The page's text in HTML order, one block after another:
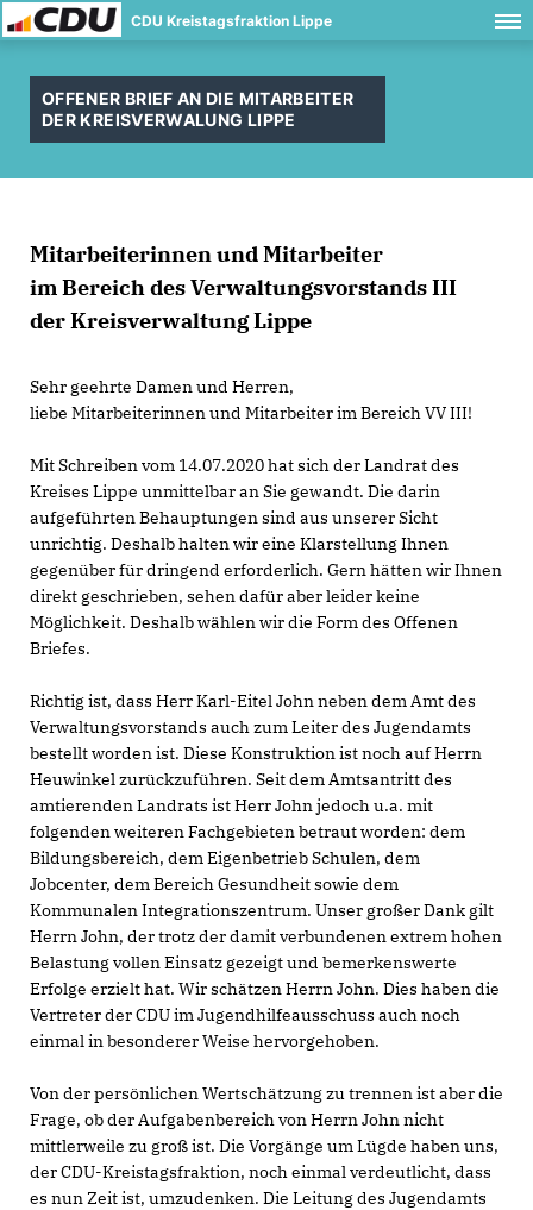
CDU Kreistagsfraktion Lippe
OFFENER BRIEF AN DIE MITARBEITER
DER KREISVERWALUNG LIPPE
Mitarbeiterinnen und Mitarbeiter
im Bereich des Verwaltungsvorstands III
der Kreisverwaltung Lippe
Sehr geehrte Damen und Herren,
liebe Mitarbeiterinnen und Mitarbeiter im Bereich VV III!
Mit Schreiben vom 14.07.2020 hat sich der Landrat des
Kreises Lippe unmittelbar an Sie gewandt. Die darin
aufgeführten Behauptungen sind aus unserer Sicht
unrichtig. Deshalb halten wir eine Klarstellung Ihnen
gegenüber für dringend erforderlich. Gern hätten wir Ihnen
direkt geschrieben, sehen dafür aber leider keine
Möglichkeit. Deshalb wählen wir die Form des Offenen
Briefes.
Richtig ist, dass Herr Karl-Eitel John neben dem Amt des
Verwaltungsvorstands auch zum Leiter des Jugendamts
bestellt worden ist. Diese Konstruktion ist noch auf Herrn
Heuwinkel zurückzuführen. Seit dem Amtsantritt des
amtierenden Landrats ist Herr John jedoch u.a. mit
folgenden weiteren Fachgebieten betraut worden: dem
Bildungsbereich, dem Eigenbetrieb Schulen, dem
Jobcenter, dem Bereich Gesundheit sowie dem
Kommunalen Integrationszentrum. Unser großer Dank gilt
Herrn John, der trotz der damit verbundenen extrem hohen
Belastung vollen Einsatz gezeigt und bemerkenswerte
Erfolge erzielt hat. Wir schätzen Herrn John. Dies haben die
Vertreter der CDU im Jugendhilfeausschuss auch noch
einmal in besonderer Weise hervorgehoben.
Von der persönlichen Wertschätzung zu trennen ist aber die
Frage, ob der Aufgabenbereich von Herrn John nicht
mittlerweile zu groß ist. Die Vorgänge um Lügde haben uns,
der CDU-Kreistagsfraktion, noch einmal verdeutlicht, dass
es nun Zeit ist, umzudenken. Die Leitung des Jugendamts